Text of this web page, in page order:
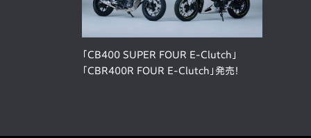
「CB400 SUPER FOUR E-Clutch」
「CBR400R FOUR E-Clutch」発売！